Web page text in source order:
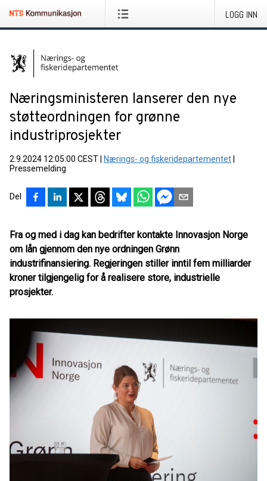
LOGG INN
Næringsministeren lanserer den nye
støtteordningen for grønne
industriprosjekter
2.9.2024 12:05:00 CEST Nærings- og fiskeridepartementet
Pressemelding
Del
Fra og med i dag kan bedrifter kontakte Innovasjon Norge
om lån gjennom den nye ordningen Grønn
industrifinansiering. Regjeringen stiller inntil fem milliarder
kroner tilgjengelig for å realisere store, industrielle
prosjekter.